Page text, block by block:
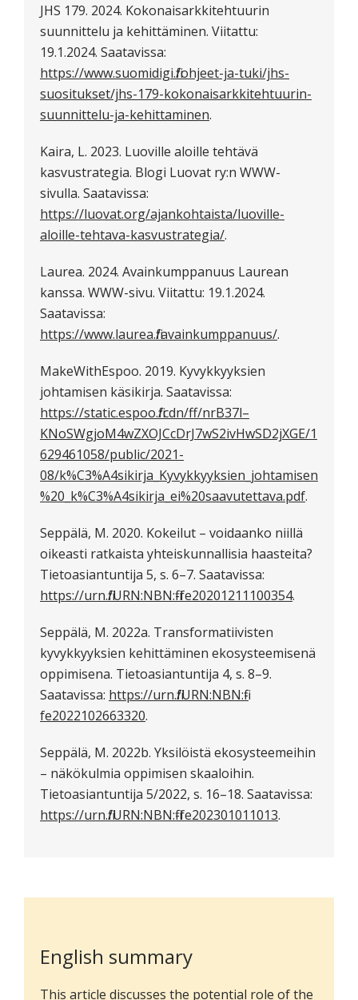
JHS 179. 2024. Kokonaisarkkitehtuurin
suunnittelu ja kehittäminen. Viitattu:
19.1.2024. Saatavissa:
https://www.suomidigi.fi/ohjeet-ja-tuki/jhs-
suositukset/jhs-179-kokonaisarkkitehtuurin-
suunnittelu-ja-kehittaminen.
Kaira, L. 2023. Luoville aloille tehtävä
kasvustrategia. Blogi Luovat ry:n WWW-
sivulla. Saatavissa:
https://luovat.org/ajankohtaista/luoville-
aloille-tehtava-kasvustrategia/.
Laurea. 2024. Avainkumppanuus Laurean
kanssa. WWW-sivu. Viitattu: 19.1.2024.
Saatavissa:
https://www.laurea.fi/avainkumppanuus/.
MakeWithEspoo. 2019. Kyvykkyyksien
johtamisen käsikirja. Saatavissa:
https://static.espoo.fi/cdn/ff/nrB37l–
KNoSWgjoM4wZXOJCcDrJ7wS2ivHwSD2jXGE/1
629461058/public/2021-
08/k%C3%A4sikirja_Kyvykkyyksien_johtamisen
%20_k%C3%A4sikirja_ei%20saavutettava.pdf.
Seppälä, M. 2020. Kokeilut – voidaanko niillä
oikeasti ratkaista yhteiskunnallisia haasteita?
Tietoasiantuntija 5, s. 6–7. Saatavissa:
https://urn.fi/URN:NBN:fi-fe20201211100354.
Seppälä, M. 2022a. Transformatiivisten
kyvykkyyksien kehittäminen ekosysteemisenä
oppimisena. Tietoasiantuntija 4, s. 8–9.
Saatavissa: https://urn.fi/URN:NBN:fi-
fe2022102663320.
Seppälä, M. 2022b. Yksilöistä ekosysteemeihin
– näkökulmia oppimisen skaaloihin.
Tietoasiantuntija 5/2022, s. 16–18. Saatavissa:
https://urn.fi/URN:NBN:fi-fe202301011013.
English summary
This article discusses the potential role of the